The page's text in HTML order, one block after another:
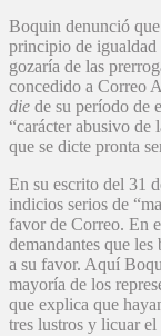
Boquin denunció
principio de igualdad
gozaría de las
concedido a Correo
die de su período de
“carácter abusivo
que se dicte pronta
En su escrito del 31
indicios serios de
favor de Correo. En
demandantes que
a su favor. Aquí
mayoría de los
que explica que
tres lustros y licuar el